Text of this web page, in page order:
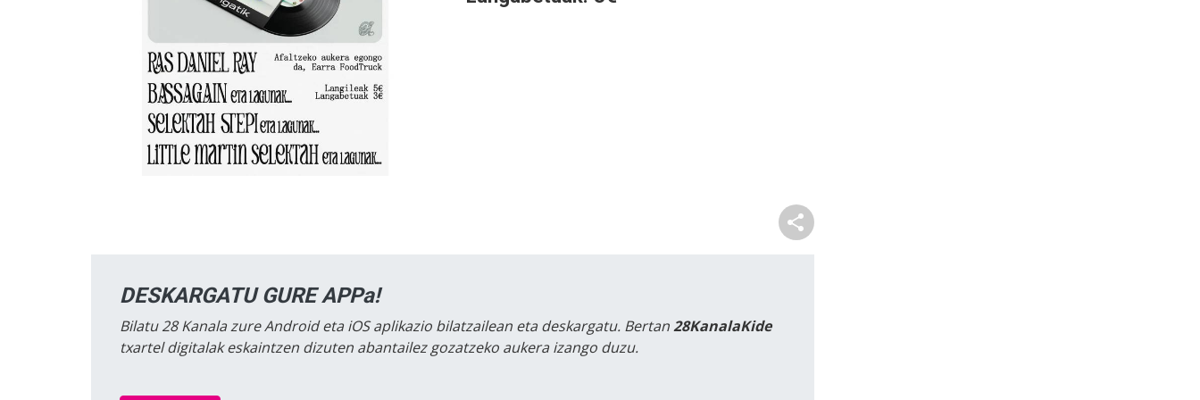
DESKARGATU GURE APPa!
Bilatu 28 Kanala zure Android eta iOS aplikazio bilatzailean eta deskargatu. Bertan28KanalaKide
txartel digitalak eskaintzen dizuten abantailez gozatzeko aukera izango duzu.